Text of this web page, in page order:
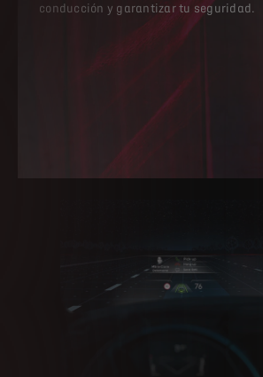
conducción y garantizar tu seguridad.